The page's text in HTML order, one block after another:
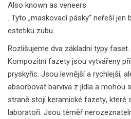
Also known as veneers
. Tyto „maskovací pásky“ neřeší jen
estetiku zubu.
Rozlišujeme dva základní typy faset.
Kompozitní fazety jsou vytvářeny
pryskyřic. Jsou levnější a rychlejší,
absorbovat barviva z jídla a mohou
straně stojíkeramické fazety, které
laboratoři. Jsou téměř